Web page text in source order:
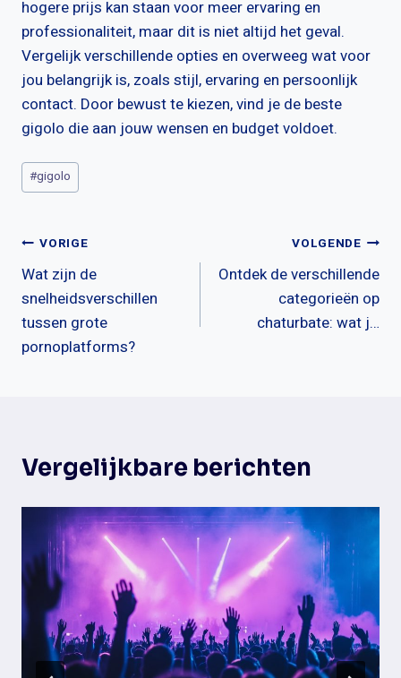
hogere prijs kan staan voor meer ervaring en
professionaliteit, maar dit is niet altijd het geval.
Vergelijk verschillende opties en overweeg wat voor
jou belangrijk is, zoals stijl, ervaring en persoonlijk
contact. Door bewust te kiezen, vind je de beste
gigolo die aan jouw wensen en budget voldoet.
Bericht
tags:
#gigolo
Bericht
navigatie
VORIGE
Wat zijn de
snelheidsverschillen
tussen grote
pornoplatforms?
VOLGENDE
Ontdek de verschillende
categorieën op
chaturbate: wat j…
Vergelijkbare berichten